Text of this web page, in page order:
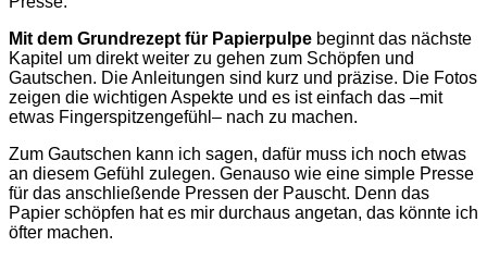
Mit dem Grundrezept für Papierpulpe beginnt das nächste
Kapitel um direkt weiter zu gehen zum Schöpfen und
Gautschen. Die Anleitungen sind kurz und präzise. Die Fotos
zeigen die wichtigen Aspekte und es ist einfach das –mit
etwas Fingerspitzengefühl– nach zu machen.
Zum Gautschen kann ich sagen, dafür muss ich noch etwas
an diesem Gefühl zulegen. Genauso wie eine simple Presse
für das anschließende Pressen der Pauscht. Denn das
Papier schöpfen hat es mir durchaus angetan, das könnte ich
öfter machen.